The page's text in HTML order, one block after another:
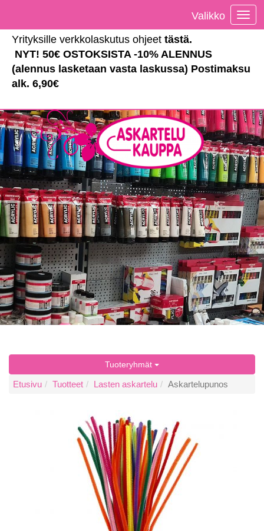
Yrityksille verkkolaskutus ohjeet tästä.
NYT! 50€ OSTOKSISTA -10% ALENNUS
(alennus lasketaan vasta laskussa) Postimaksu
alk. 6,90€
Valikko
Tuoteryhmät
Etusivu Tuotteet Lasten askartelu Askartelupunos